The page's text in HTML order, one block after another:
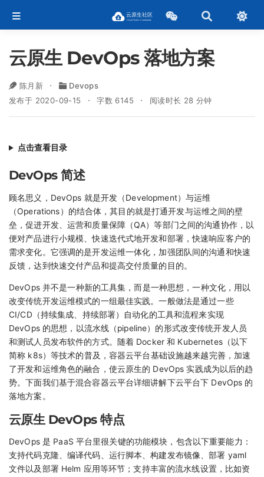
云原生 DevOps 落地方案
陈月新
Devops
发布于 2020-09-15
字数 6145 阅读时长 28 分钟
点击查看目录
DevOps 简述
顾名思义，DevOps 就是开发（Development）与运维
（Operations）的结合体，其目的就是打通开发与运维之间的壁
垒，促进开发、运营和质量保障（QA）等部门之间的沟通协作，以
便对产品进行小规模、快速迭代式地开发和部署，快速响应客户的
需求变化。它强调的是开发运维一体化，加强团队间的沟通和快速
反馈，达到快速交付产品和提高交付质量的目的。
DevOps 并不是一种新的工具集，而是一种思想，一种文化，用以
改变传统开发运维模式的一组最佳实践。一般做法是通过一些
CI/CD（持续集成、持续部署）自动化的工具和流程来实现
DevOps 的思想，以流水线（pipeline）的形式改变传统开发人员
和测试人员发布软件的方式。随着 Docker 和 Kubernetes（以下
简称 k8s）等技术的普及，容器云平台基础设施越来越完善，加速
了开发和运维角色的融合，使云原生的 DevOps 实践成为以后的趋
势。下面我们基于混合容器云平台详细讲解下云平台下 DevOps 的
落地方案。
云原生 DevOps 特点
DevOps 是 PaaS 平台里很关键的功能模块，包含以下重要能力：
支持代码克隆、编译代码、运行脚本、构建发布镜像、部署 yaml
文件以及部署 Helm 应用等环节；支持丰富的流水线设置，比如资